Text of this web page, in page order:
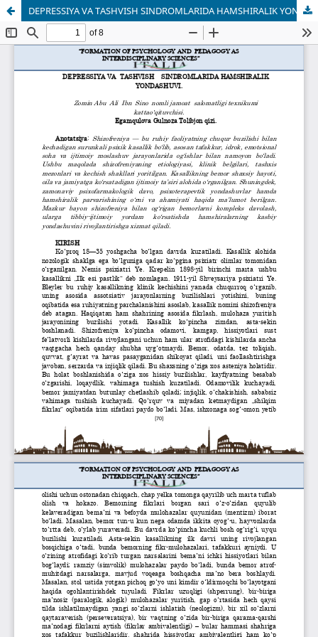
DEPRESSIYA VA TASHVISH SINDROMLARIDA HAMSHIRALIK YONDASHUVI.